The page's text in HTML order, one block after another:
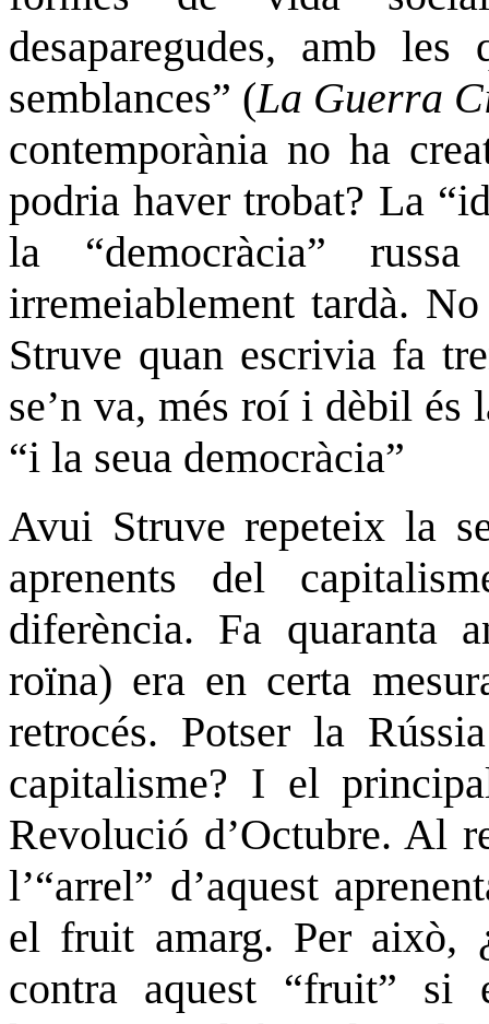
desaparegudes, amb
semblances” (La Guerra
contemporània no ha
podria haver trobat? La
la “democràcia”
irremeiablement tardà.
Struve quan escrivia fa
se’n va, més roí i dèbil és
“i la seua democràcia”
Avui Struve repeteix la
aprenents del
diferència. Fa quaranta
roïna) era en certa
retrocés. Potser la
capitalisme? I el
Revolució d’Octubre. Al
l’“arrel” d’aquest
el fruit amarg. Per això,
contra aquest “fruit” si